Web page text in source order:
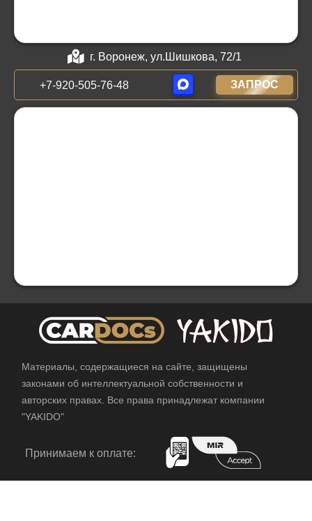
г. Воронеж, ул.Шишкова, 72/1
+7-920-505-76-48 ЗАПРОС
Материалы, содержащиеся на сайте, защищены
законами об интеллектуальной собственности и
авторских правах. Все права принадлежат компании
"YAKIDO"
Принимаем к оплате: